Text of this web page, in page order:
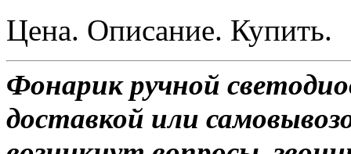
Цена. Описание. Купить.
Фонарик ручной
доставкой или